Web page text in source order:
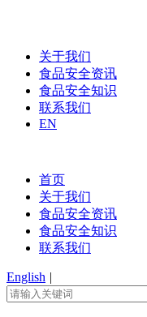
关于我们
食品安全资讯
食品安全知识
联系我们
EN
首页
关于我们
食品安全资讯
食品安全知识
联系我们
English |